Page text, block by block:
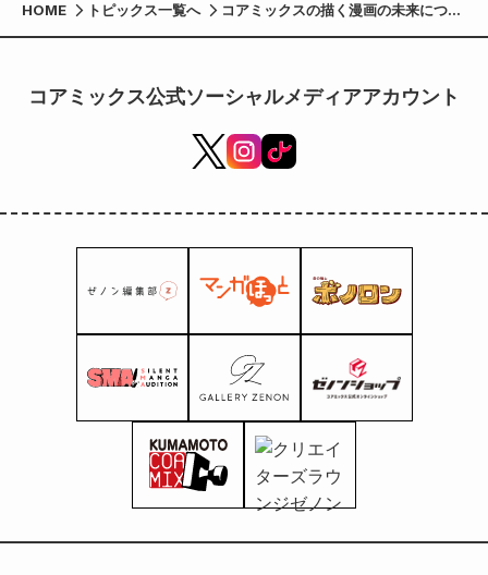
HOME トピックス一覧へ
コアミックスの描く漫画の未来につい
コアミックス公式ソーシャルメディアアカウント